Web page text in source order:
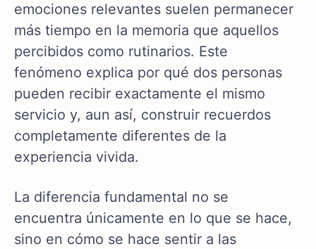
emociones relevantes suelen permanecer
más tiempo en la memoria que aquellos
percibidos como rutinarios. Este
fenómeno explica por qué dos personas
pueden recibir exactamente el mismo
servicio y, aun así, construir recuerdos
completamente diferentes de la
experiencia vivida.
La diferencia fundamental no se
encuentra únicamente en lo que se hace,
sino en cómo se hace sentir a las